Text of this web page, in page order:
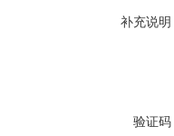
补充说明
验证码